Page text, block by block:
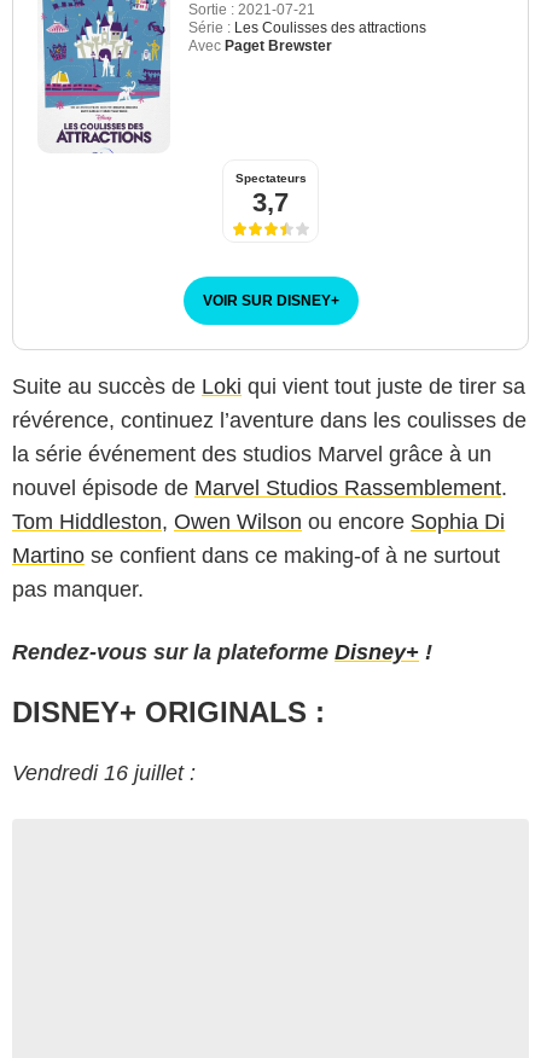
Sortie : 2021-07-21
Série : Les Coulisses des attractions
Avec Paget Brewster
Spectateurs
3,7
VOIR SUR DISNEY+
Suite au succès de Loki qui vient tout juste de tirer sa
révérence, continuez l’aventure dans les coulisses de
la série événement des studios Marvel grâce à un
nouvel épisode de Marvel Studios Rassemblement.
Tom Hiddleston, Owen Wilson ou encore Sophia Di
Martino se confient dans ce making-of à ne surtout
pas manquer.
Rendez-vous sur la plateforme Disney+ !
DISNEY+ ORIGINALS :
Vendredi 16 juillet :